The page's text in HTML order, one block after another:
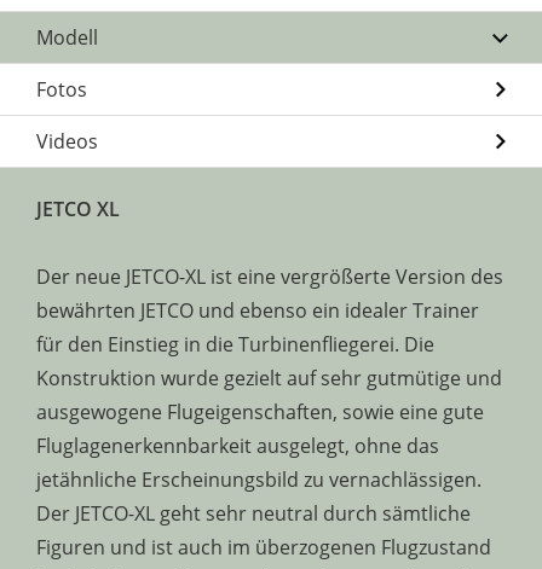
Modell
Fotos
Videos
JETCO XL
Der neue JETCO-XL ist eine vergrößerte Version des
bewährten JETCO und ebenso ein idealer Trainer
für den Einstieg in die Turbinenfliegerei. Die
Konstruktion wurde gezielt auf sehr gutmütige und
ausgewogene Flugeigenschaften, sowie eine gute
Fluglagenerkennbarkeit ausgelegt, ohne das
jetähnliche Erscheinungsbild zu vernachlässigen.
Der JETCO-XL geht sehr neutral durch sämtliche
Figuren und ist auch im überzogenen Flugzustand